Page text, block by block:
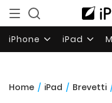
iPhone iPad
Home / iPad / Brevetti